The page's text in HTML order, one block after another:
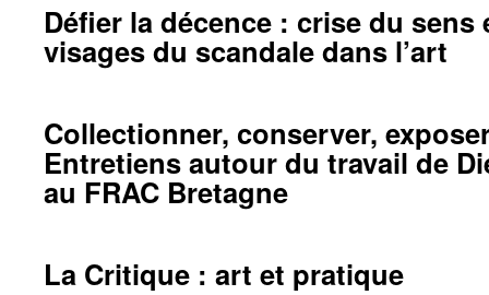
Défier la décence : crise du sens
visages du scandale dans l’art
Collectionner, conserver,
Entretiens autour du travail de
au FRAC Bretagne
La Critique : art et pratique